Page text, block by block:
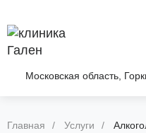
Московская область,
О КЛИНИКЕ
УСЛУГИ
КОНТАКТЫ
Главная Услуги